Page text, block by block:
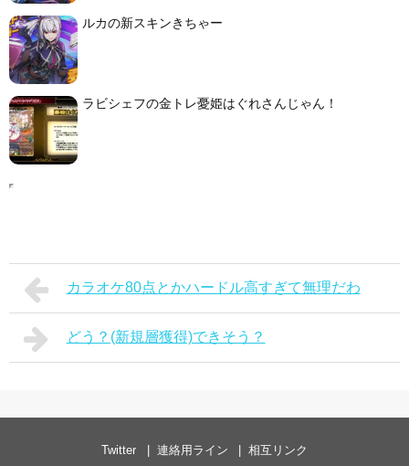
ルカの新スキンきちゃー
ラビシェフの金トレ憂姫はぐれさんじゃん！
カラオケ80点とかハードル高すぎて無理だわ
どう？(新規層獲得)できそう？
Twitter 連絡用ライン 相互リンク